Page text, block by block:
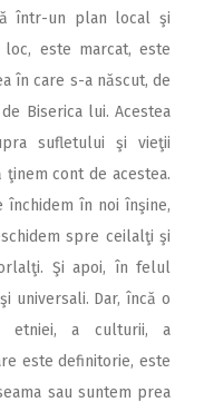
într-un plan local şi
este marcat, este
în care s-a născut, de
Biserica lui. Acestea
sufletului şi vieţii
cont de acestea.
în noi înşine,
spre ceilalţi şi
Şi apoi, în felul
universali. Dar, încă o
etniei, a culturii, a
este definitorie, este
sau suntem prea